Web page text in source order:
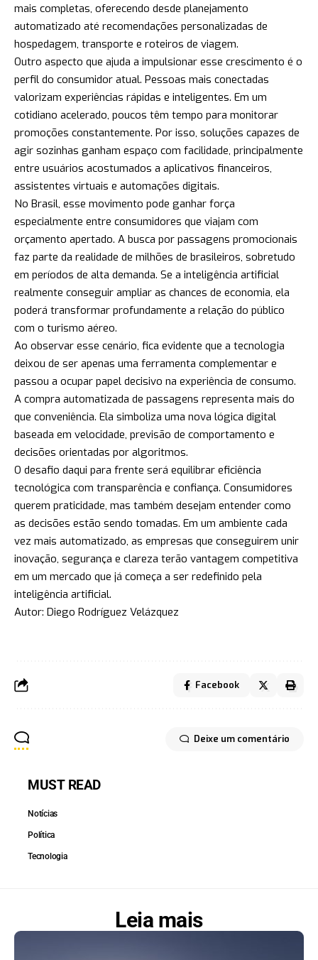
mais completas, oferecendo desde planejamento
automatizado até recomendações personalizadas de
hospedagem, transporte e roteiros de viagem.
Outro aspecto que ajuda a impulsionar esse crescimento é o
perfil do consumidor atual. Pessoas mais conectadas
valorizam experiências rápidas e inteligentes. Em um
cotidiano acelerado, poucos têm tempo para monitorar
promoções constantemente. Por isso, soluções capazes de
agir sozinhas ganham espaço com facilidade, principalmente
entre usuários acostumados a aplicativos financeiros,
assistentes virtuais e automações digitais.
No Brasil, esse movimento pode ganhar força
especialmente entre consumidores que viajam com
orçamento apertado. A busca por passagens promocionais
faz parte da realidade de milhões de brasileiros, sobretudo
em períodos de alta demanda. Se a inteligência artificial
realmente conseguir ampliar as chances de economia, ela
poderá transformar profundamente a relação do público
com o turismo aéreo.
Ao observar esse cenário, fica evidente que a tecnologia
deixou de ser apenas uma ferramenta complementar e
passou a ocupar papel decisivo na experiência de consumo.
A compra automatizada de passagens representa mais do
que conveniência. Ela simboliza uma nova lógica digital
baseada em velocidade, previsão de comportamento e
decisões orientadas por algoritmos.
O desafio daqui para frente será equilibrar eficiência
tecnológica com transparência e confiança. Consumidores
querem praticidade, mas também desejam entender como
as decisões estão sendo tomadas. Em um ambiente cada
vez mais automatizado, as empresas que conseguirem unir
inovação, segurança e clareza terão vantagem competitiva
em um mercado que já começa a ser redefinido pela
inteligência artificial.
Autor: Diego Rodríguez Velázquez
Facebook
Deixe um comentário
MUST READ
Notícias
Política
Tecnologia
Leia mais